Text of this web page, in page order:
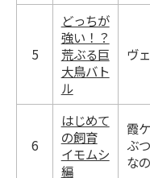
5
どっちが
強い！？
荒ぶる巨
大鳥バト
ル
ヴ
6
はじめて
の飼育
イモムシ
編
霞
ぶ
な